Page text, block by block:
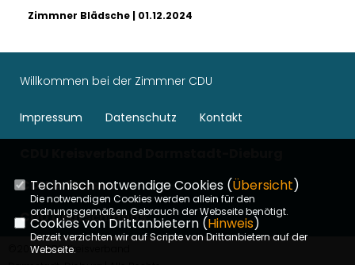
Zimmner Blädsche | 01.12.2024
Willkommen bei der Zimmner CDU
Impressum Datenschutz Kontakt
CDU in Hessen
CDU Deutschlands
©2026 CDU Kreisverband
Technisch notwendige Cookies (Übersicht)
Die notwendigen Cookies werden allein für den
ordnungsgemäßen Gebrauch der Webseite benötigt.
Cookies von Drittanbietern (Hinweis)
Derzeit verzichten wir auf Scripte von Drittanbietern auf der
Webseite.